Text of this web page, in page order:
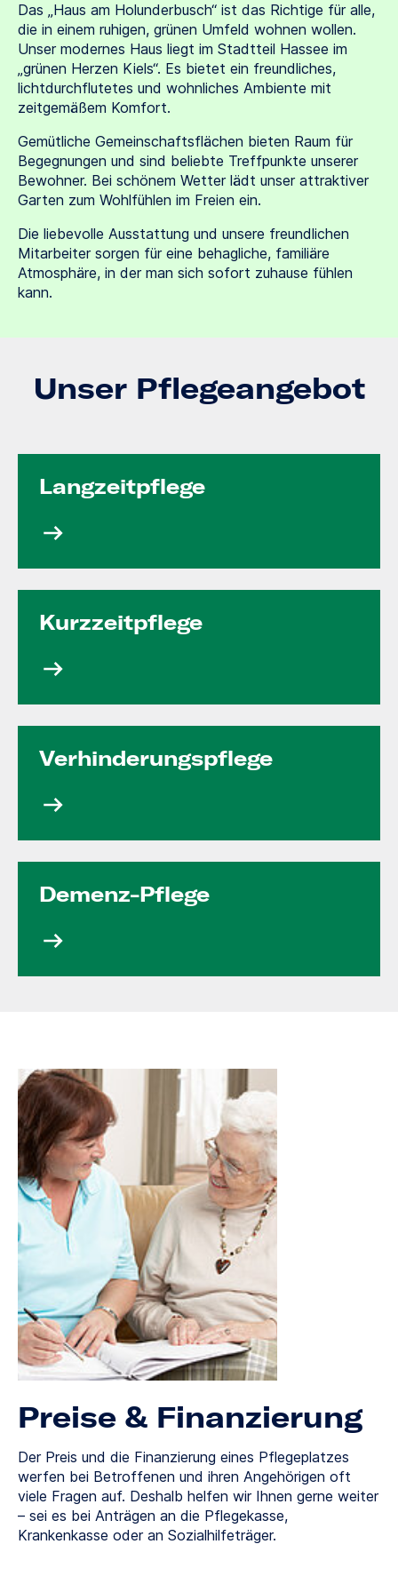
Das „Haus am Holunderbusch“ ist das Richtige für alle,
die in einem ruhigen, grünen Umfeld wohnen wollen.
Unser modernes Haus liegt im Stadtteil Hassee im
„grünen Herzen Kiels“. Es bietet ein freundliches,
lichtdurchflutetes und wohnliches Ambiente mit
zeitgemäßem Komfort.
Gemütliche Gemeinschaftsflächen bieten Raum für
Begegnungen und sind beliebte Treffpunkte unserer
Bewohner. Bei schönem Wetter lädt unser attraktiver
Garten zum Wohlfühlen im Freien ein.
Die liebevolle Ausstattung und unsere freundlichen
Mitarbeiter sorgen für eine behagliche, familiäre
Atmosphäre, in der man sich sofort zuhause fühlen
kann.
Unser Pflegeangebot
Langzeit­pflege
Kurzzeit­pflege
Verhinde­rungs­pflege
Demenz-Pflege
Preise & Finanzierung
Der Preis und die Finanzierung eines Pflegeplatzes
werfen bei Betroffenen und ihren Angehörigen oft
viele Fragen auf. Deshalb helfen wir Ihnen gerne weiter
– sei es bei Anträgen an die Pflegekasse,
Krankenkasse oder an Sozialhilfeträger.